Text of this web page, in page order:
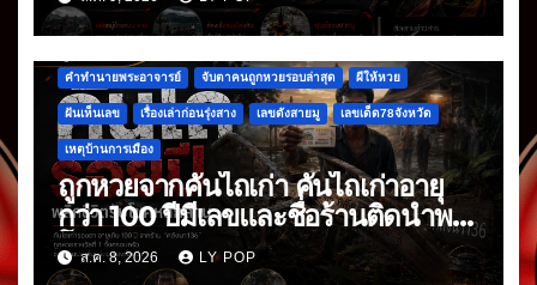
ต่อกันมา
คำทำนายพระอาจารย์ จับตาคนถูกหวยรอบล่าสุด ผีให้หวย
ฝันเห็นเลข เรื่องเล่าก่อนรุ่งสาง เลขดังสายมู เลขเด็ด78จังหวัด
เหตุบ้านการเมือง
ถูกหวยจากคันไถเก่า คันไถเก่าอายุ
กว่า 100 ปีมีเลขและชื่อร้านติดนำพา
โชค
ส.ค. 8, 2026 LY POP